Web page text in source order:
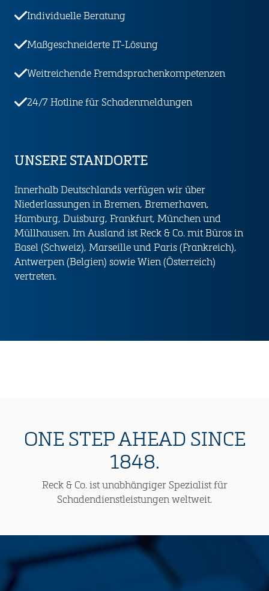
Individuelle Beratung
Maßgeschneiderte IT-Lösung
Weitreichende Fremd­sprachen­kompetenzen
24/7 Hotline für Schaden­meldungen
UNSERE STANDORTE
Innerhalb Deutschlands verfügen wir über
Niederlassungen in Bremen, Bremerhaven,
Hamburg, Duisburg, Frankfurt, München und
Müllhausen. Im Ausland ist Reck & Co. mit Büros in
Basel (Schweiz), Marseille und Paris (Frankreich),
Antwerpen (Belgien) sowie Wien (Österreich)
vertreten.
ONE STEP AHEAD SINCE
1848.
Reck & Co. ist unabhängiger Spezialist für
Schadendienstleistungen weltweit.